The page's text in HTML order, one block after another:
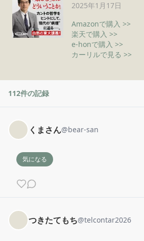
2025年1月17日
Amazonで購入 >>
楽天で購入 >>
e-honで購入 >>
カーリルで見る >>
112件の記録
くまさん@bear-san
気になる
つきたてもち@telcontar2026